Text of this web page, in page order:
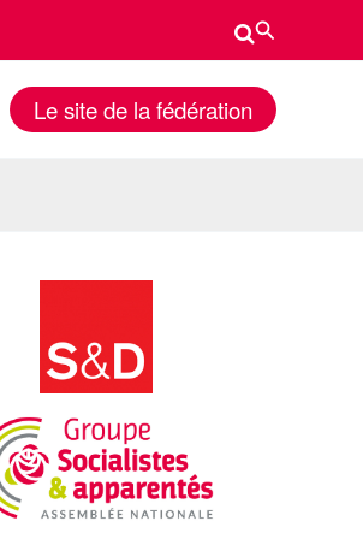
Rechercher
Le site de la fédération